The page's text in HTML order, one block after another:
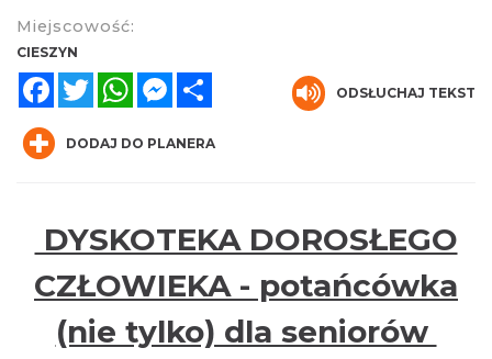
PTTK "Ondraszek"
Cieszyn
0.00 km
INTERPRETACJE "Miesiofoto" - wernisaż
wystawy zdjęć miesiąca Cieszyńskiego
2026-08-07
0.00 km
Miejscowość:
CIESZYN
FacebookTwitterWhatsAppMessenger
ODSŁUCHAJ TEKST
DODAJ DO PLANERA
DYSKOTEKA DOROSŁEGO
CZŁOWIEKA - potańcówka
(nie tylko) dla seniorów